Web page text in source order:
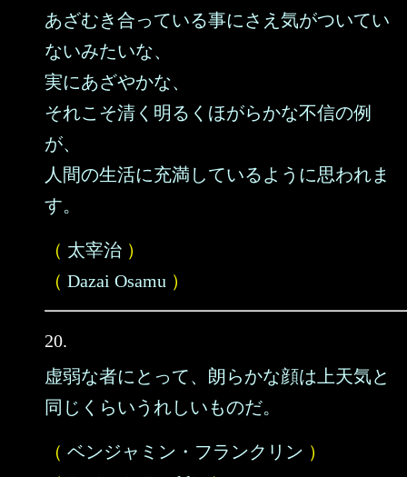
あざむき合っている事にさえ気がついてい
ないみたいな、
実にあざやかな、
それこそ清く明るくほがらかな不信の例
が、
人間の生活に充満しているように思われま
す。
（ 太宰治 ）
（ Dazai Osamu ）
20.
虚弱な者にとって、朗らかな顔は上天気と
同じくらいうれしいものだ。
（ ベンジャミン・フランクリン ）